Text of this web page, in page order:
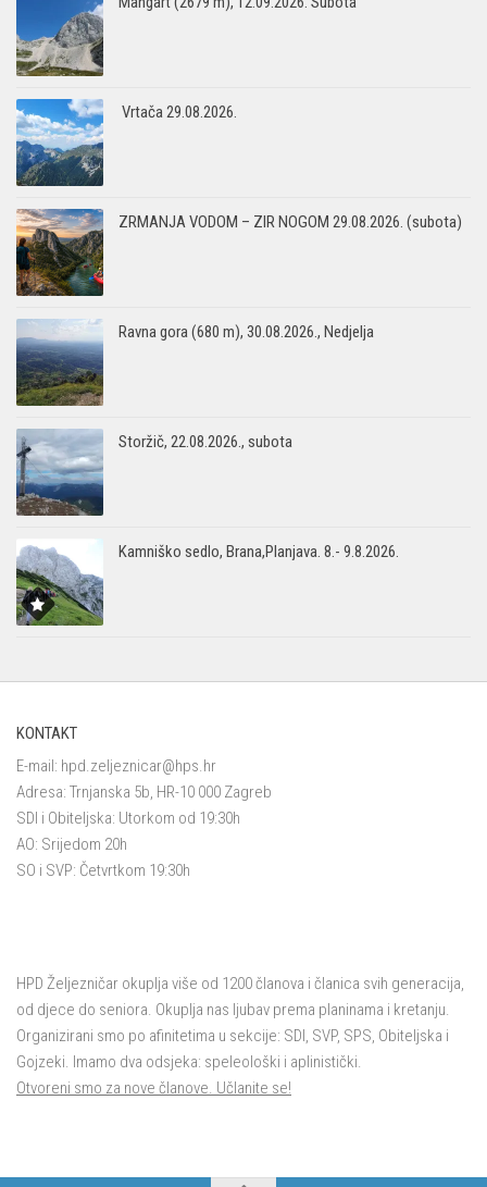
Vrtača 29.08.2026.
ZRMANJA VODOM – ZIR NOGOM 29.08.2026. (subota)
Ravna gora (680 m), 30.08.2026., Nedjelja
Storžič, 22.08.2026., subota
Kamniško sedlo, Brana,Planjava. 8.- 9.8.2026.
KONTAKT
E-mail: hpd.zeljeznicar@hps.hr
Adresa: Trnjanska 5b, HR-10 000 Zagreb
SDI i Obiteljska: Utorkom od 19:30h
AO: Srijedom 20h
SO i SVP: Četvrtkom 19:30h
HPD Željezničar okuplja više od 1200 članova i članica svih generacija,
od djece do seniora. Okuplja nas ljubav prema planinama i kretanju.
Organizirani smo po afinitetima u sekcije: SDI, SVP, SPS, Obiteljska i
Gojzeki. Imamo dva odsjeka: speleološki i aplinistički.
Otvoreni smo za nove članove. Učlanite se!